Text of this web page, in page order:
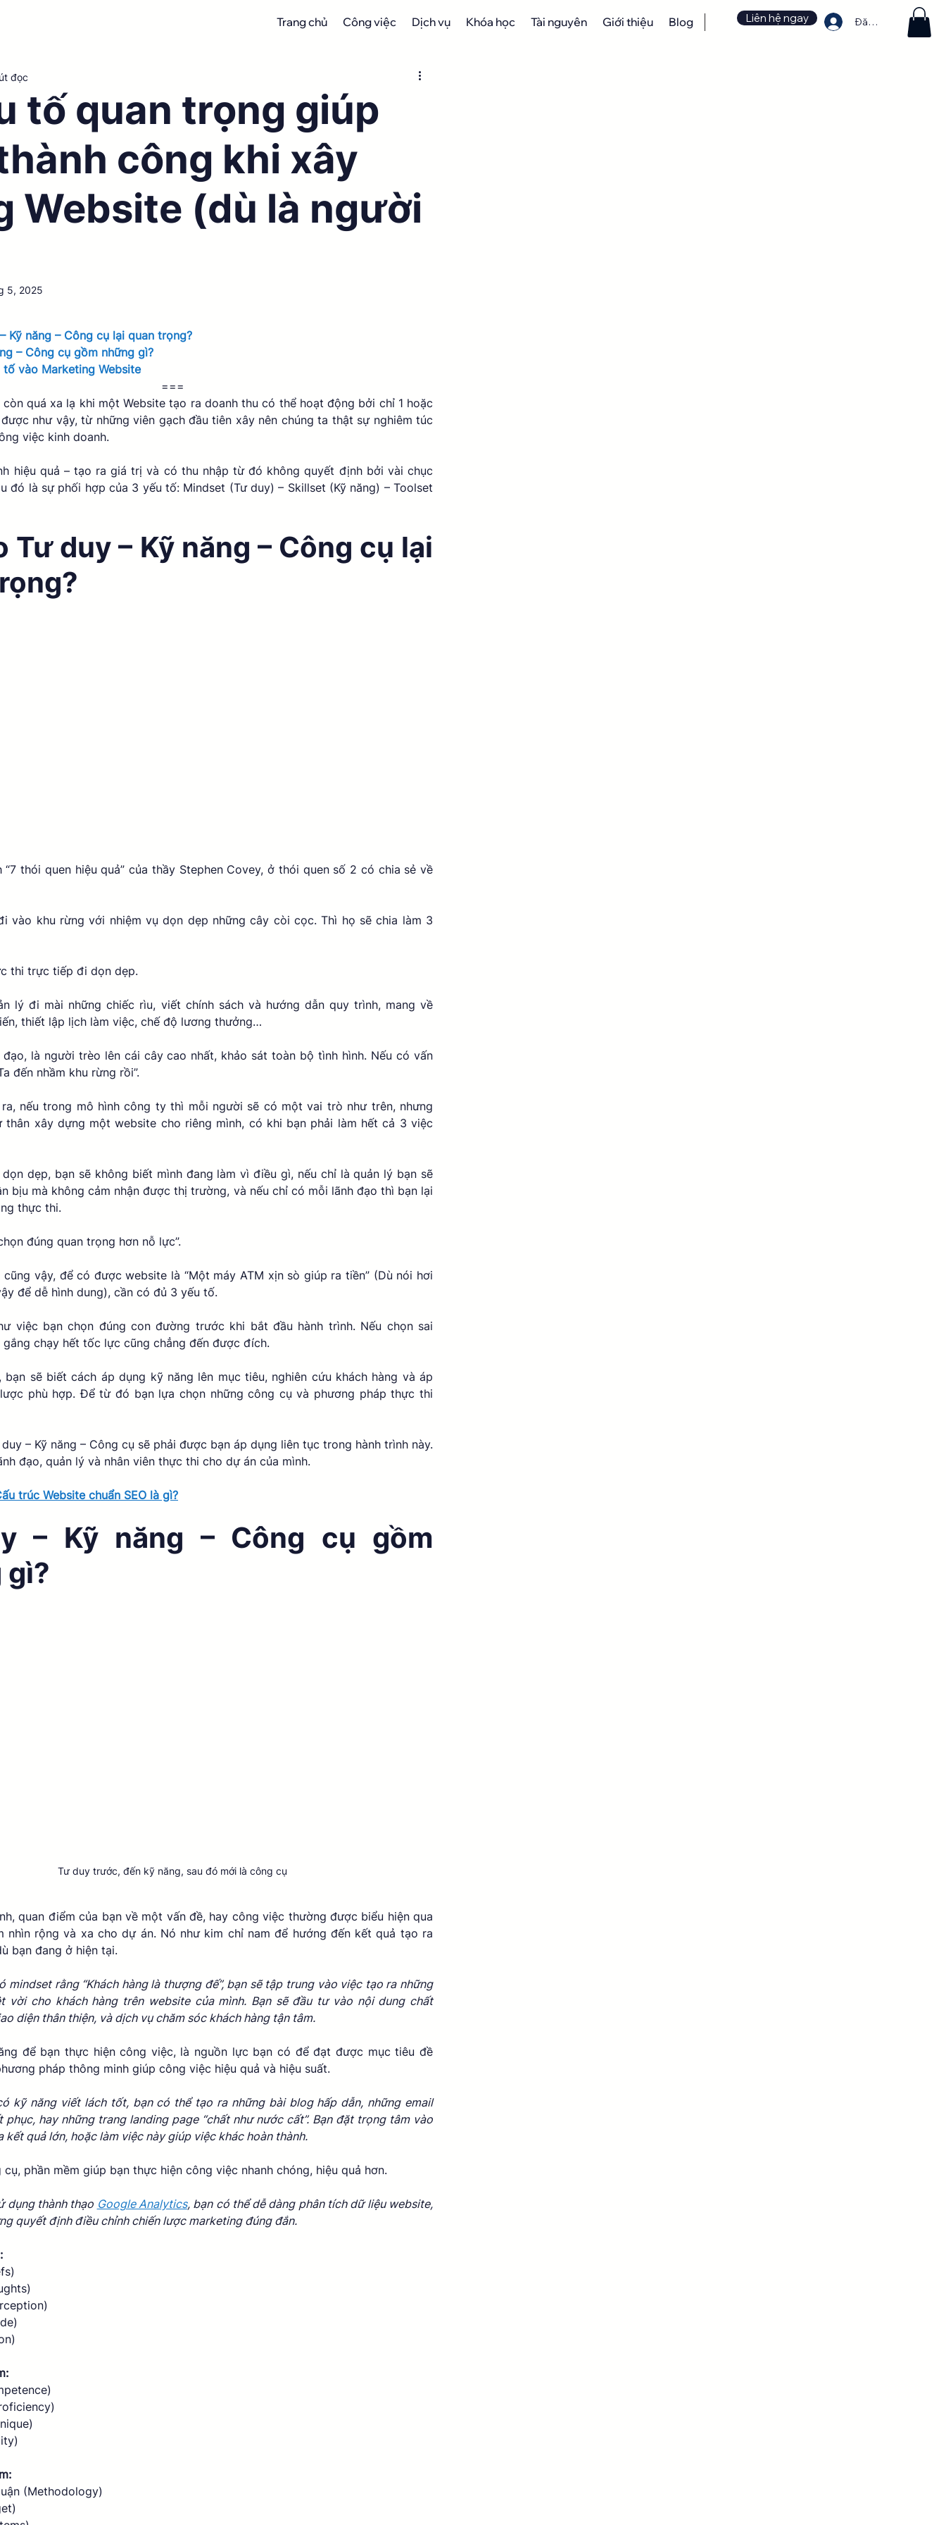
Trang chủ Công việc Dịch vụ Khóa học Tài nguyên Giới thiệu Blog Liên hệ ngay Đăng nhập
tố quan trọng giúp
công khi xây
Website (dù là người
đọc
5, 2025
Kỹ năng – Công cụ lại quan trọng?
– Công cụ gồm những gì?
vào Marketing Website
===
quá xa lạ khi một Website tạo ra doanh thu có thể hoạt động bởi chỉ 1 hoặc
như vậy, từ những viên gạch đầu tiên xây nên chúng ta thật sự nghiêm túc
việc kinh doanh.
hiệu quả – tạo ra giá trị và có thu nhập từ đó không quyết định bởi vài chục
đó là sự phối hợp của 3 yếu tố: Mindset (Tư duy) – Skillset (Kỹ năng) – Toolset
Tư duy – Kỹ năng – Công cụ lại
“7 thói quen hiệu quả” của thầy Stephen Covey, ở thói quen số 2 có chia sẻ về
vào khu rừng với nhiệm vụ dọn dẹp những cây còi cọc. Thì họ sẽ chia làm 3
thi trực tiếp đi dọn dẹp.
lý đi mài những chiếc rìu, viết chính sách và hướng dẫn quy trình, mang về
thiết lập lịch làm việc, chế độ lương thưởng…
đạo, là người trèo lên cái cây cao nhất, khảo sát toàn bộ tình hình. Nếu có vấn
đến nhầm khu rừng rồi”.
nếu trong mô hình công ty thì mỗi người sẽ có một vai trò như trên, nhưng
thân xây dựng một website cho riêng mình, có khi bạn phải làm hết cả 3 việc
dẹp, bạn sẽ không biết mình đang làm vì điều gì, nếu chỉ là quản lý bạn sẽ
bịu mà không cảm nhận được thị trường, và nếu chỉ có mỗi lãnh đạo thì bạn lại
thực thi.
đúng quan trọng hơn nỗ lực”.
vậy, để có được website là “Một máy ATM xịn sò giúp ra tiền” (Dù nói hơi
để dễ hình dung), cần có đủ 3 yếu tố.
việc bạn chọn đúng con đường trước khi bắt đầu hành trình. Nếu chọn sai
chạy hết tốc lực cũng chẳng đến được đích.
sẽ biết cách áp dụng kỹ năng lên mục tiêu, nghiên cứu khách hàng và áp
phù hợp. Để từ đó bạn lựa chọn những công cụ và phương pháp thực thi
– Kỹ năng – Công cụ sẽ phải được bạn áp dụng liên tục trong hành trình này.
đạo, quản lý và nhân viên thực thi cho dự án của mình.
trúc Website chuẩn SEO là gì?
– Kỹ năng – Công cụ gồm
Tư duy trước, đến kỹ năng, sau đó mới là công cụ
quan điểm của bạn về một vấn đề, hay công việc thường được biểu hiện qua
nhìn rộng và xa cho dự án. Nó như kim chỉ nam để hướng đến kết quả tạo ra
bạn đang ở hiện tại.
mindset rằng “Khách hàng là thượng đế”, bạn sẽ tập trung vào việc tạo ra những
vời cho khách hàng trên website của mình. Bạn sẽ đầu tư vào nội dung chất
diện thân thiện, và dịch vụ chăm sóc khách hàng tận tâm.
để bạn thực hiện công việc, là nguồn lực bạn có để đạt được mục tiêu đề
pháp thông minh giúp công việc hiệu quả và hiệu suất.
kỹ năng viết lách tốt, bạn có thể tạo ra những bài blog hấp dẫn, những email
hay những trang landing page “chất như nước cất”. Bạn đặt trọng tâm vào
kết quả lớn, hoặc làm việc này giúp việc khác hoàn thành.
phần mềm giúp bạn thực hiện công việc nhanh chóng, hiệu quả hơn.
dụng thành thạo Google Analytics, bạn có thể dễ dàng phân tích dữ liệu website,
quyết định điều chỉnh chiến lược marketing đúng đắn.
(Methodology)